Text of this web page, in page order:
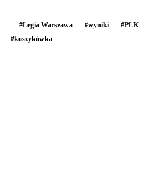
#Legia Warszawa #wyniki #PLK
#koszykówka